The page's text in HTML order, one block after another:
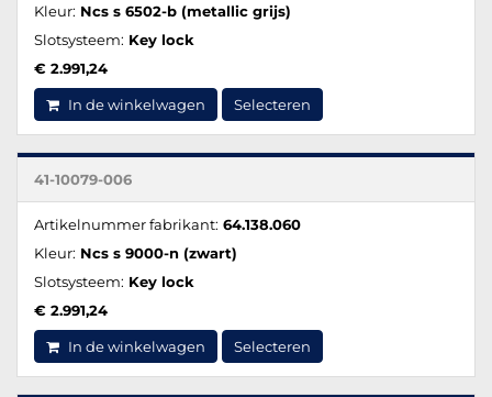
Kleur: Ncs s 6502-b (metallic grijs)
Slotsysteem: Key lock
€ 2.991,24
In de winkelwagen Selecteren
41-10079-006
Artikelnummer fabrikant: 64.138.060
Kleur: Ncs s 9000-n (zwart)
Slotsysteem: Key lock
€ 2.991,24
In de winkelwagen Selecteren